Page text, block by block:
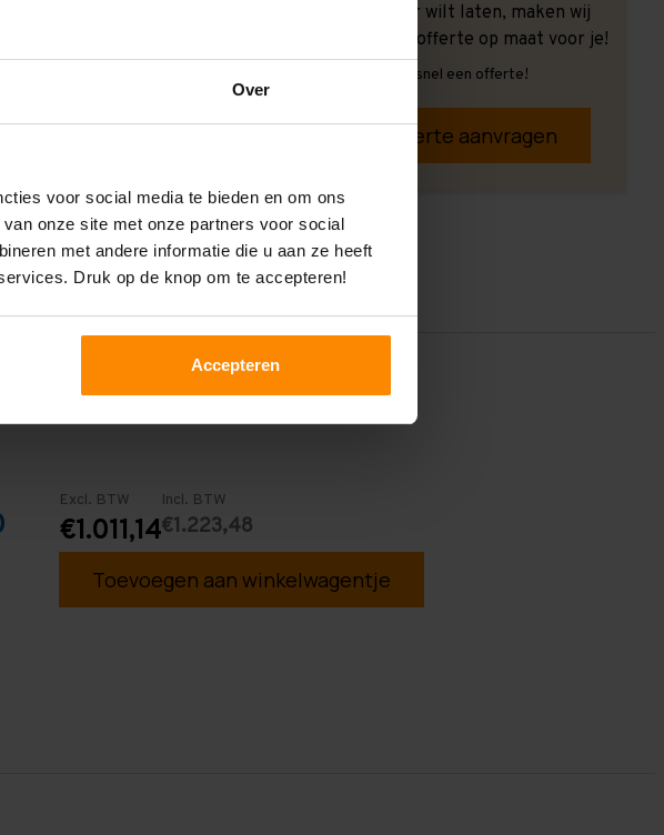
Over
voor social media te bieden en om ons
onze site met onze partners voor social
met andere informatie die u aan ze heeft
Druk op de knop om te accepteren!
Accepteren
ons over wilt laten, maken wij
graag een offerte op maat voor je!
Vrijblijvend, snel een offerte!
Offerte aanvragen
Excl. BTW
€1.011,14
Incl. BTW
€1.223,48
Toevoegen aan winkelwagentje